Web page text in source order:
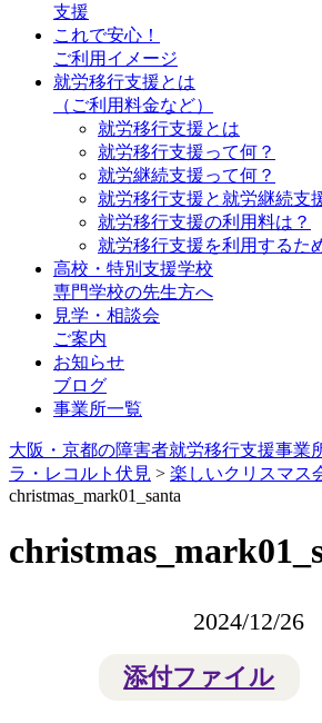
支援
これで安心！
ご利用イメージ
就労移行支援とは
（ご利用料金など）
就労移行支援とは
就労移行支援って何？
就労継続支援って何？
就労移行支援と就労継続支
就労移行支援の利用料は？
就労移行支援を利用するた
高校・特別支援学校
専門学校の先生方へ
見学・相談会
ご案内
お知らせ
ブログ
事業所一覧
大阪・京都の障害者就労移行支援事業
ラ・レコルト伏見 > 楽しいクリスマス
christmas_mark01_santa
2024/12/26
添付ファイル